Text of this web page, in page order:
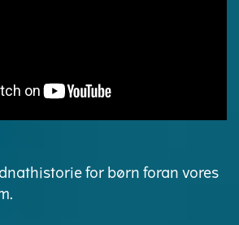
for børn foran vores